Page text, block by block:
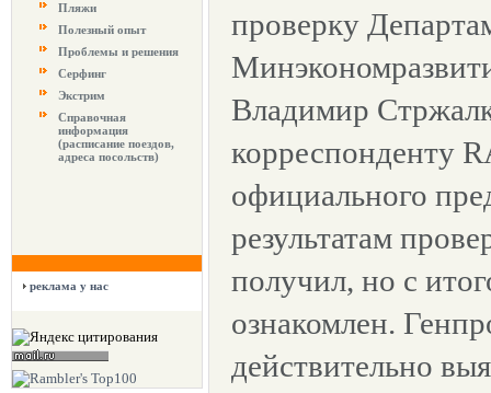
Пляжи
Полезный опыт
Проблемы и решения
Серфинг
Экстрим
Справочная
информация
(расписание поездов,
адреса посольств)
реклама у нас
проверку
Владимир
корреспонденту
официального
результатам
получил, но с
ознакомлен.
действительно